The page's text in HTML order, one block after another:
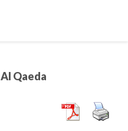
Al Qaeda